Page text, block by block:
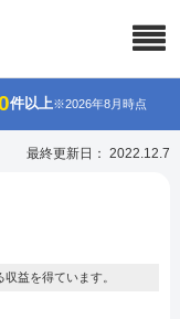
件以上※2026年8月時点
最終更新日： 2022.12.7
益を得ています。